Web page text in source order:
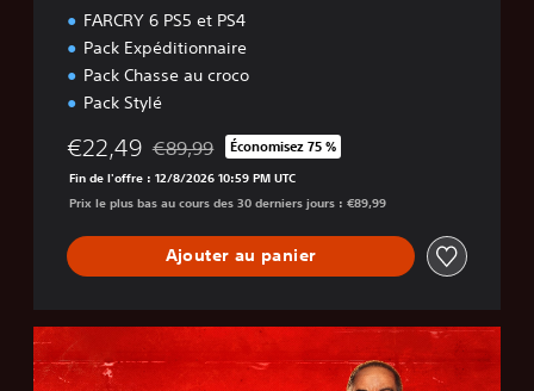
FARCRY 6 PS5 et PS4
Pack Expéditionnaire
Pack Chasse au croco
Pack Stylé
€22,49 Remise par rapport au prix d'origine de €89,99
€89,99 Économisez 75 %
Fin de l'offre : 12/8/2026 10:59 PM UTC
Prix le plus bas au cours des 30 derniers jours : €89,99
Ajouter au panier
F
A
R